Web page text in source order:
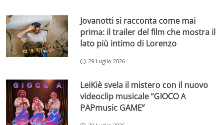
Jovanotti si racconta come mai
prima: il trailer del film che mostra il
lato più intimo di Lorenzo
29 Luglio 2026
LeiKiè svela il mistero con il nuovo
videoclip musicale “GIOCO A
PAPmusic GAME”